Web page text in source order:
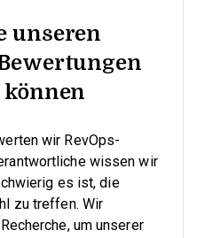
unseren
wir RevOps-
wissen wir
es ist, die
zu treffen. Wir
um unserer